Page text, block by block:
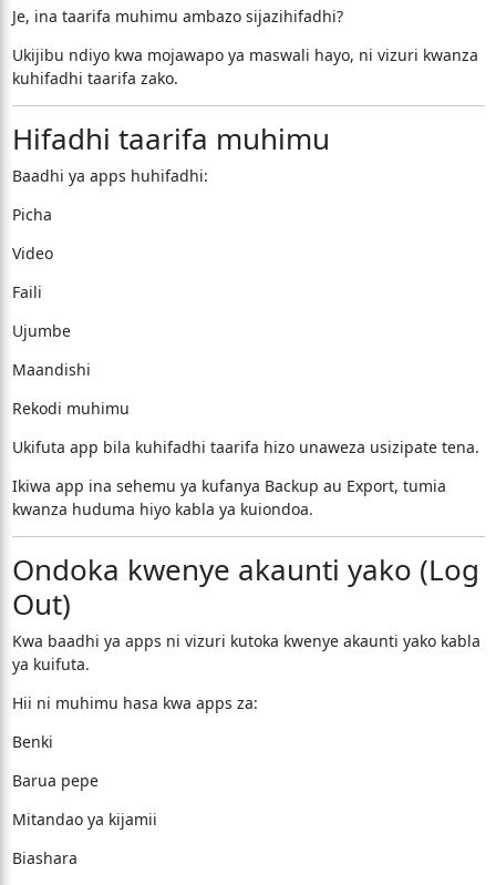
Je, ina taarifa muhimu ambazo sijazihifadhi?
Ukijibu ndiyo kwa mojawapo ya maswali hayo, ni vizuri kwanza
kuhifadhi taarifa zako.
Hifadhi taarifa muhimu
Baadhi ya apps huhifadhi:
Picha
Video
Faili
Ujumbe
Maandishi
Rekodi muhimu
Ukifuta app bila kuhifadhi taarifa hizo unaweza usizipate tena.
Ikiwa app ina sehemu ya kufanya Backup au Export, tumia
kwanza huduma hiyo kabla ya kuiondoa.
Ondoka kwenye akaunti yako (Log
Out)
Kwa baadhi ya apps ni vizuri kutoka kwenye akaunti yako kabla
ya kuifuta.
Hii ni muhimu hasa kwa apps za:
Benki
Barua pepe
Mitandao ya kijamii
Biashara